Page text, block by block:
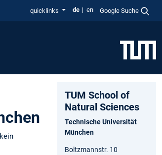
quicklinks de en Google Suche
TUM School of
Natural Sciences
Technische Universität
München
Boltzmannstr. 10